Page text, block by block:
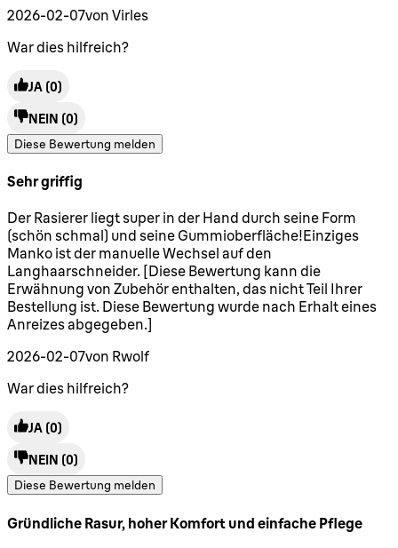
2026-02-07von Virles
War dies hilfreich?
JA (0)
NEIN (0)
Diese Bewertung melden
Sehr griffig
5 Sterne von maximal 5
Der Rasierer liegt super in der Hand durch seine Form
(schön schmal) und seine Gummioberfläche!Einziges
Manko ist der manuelle Wechsel auf den
Langhaarschneider. [Diese Bewertung kann die
Erwähnung von Zubehör enthalten, das nicht Teil Ihrer
Bestellung ist. Diese Bewertung wurde nach Erhalt eines
Anreizes abgegeben.]
2026-02-07von Rwolf
War dies hilfreich?
JA (0)
NEIN (0)
Diese Bewertung melden
Gründliche Rasur, hoher Komfort und einfache Pflege